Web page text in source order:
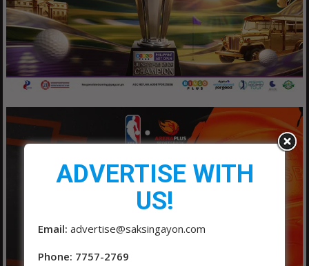
ADVERTISE WITH
US!
Email: advertise@saksingayon.com
Phone: 7757-2769